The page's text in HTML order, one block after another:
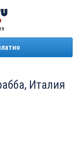
Италия